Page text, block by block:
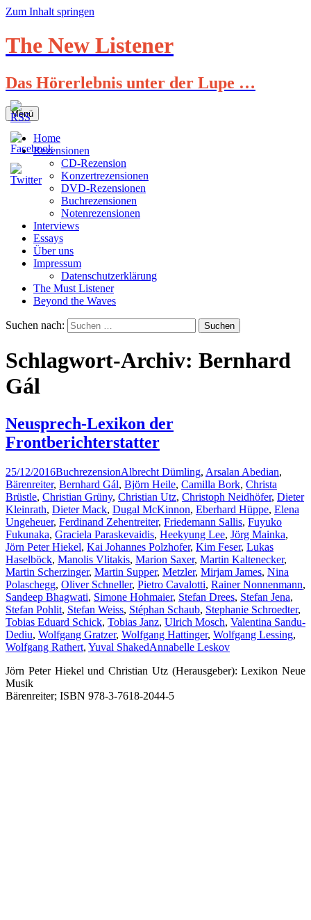
Zum Inhalt springen
The New Listener
Das Hörerlebnis unter der Lupe …
Menü
Home
Rezensionen
CD-Rezension
Konzertrezensionen
DVD-Rezensionen
Buchrezensionen
Notenrezensionen
Interviews
Essays
Über uns
Impressum
Datenschutzerklärung
The Must Listener
Beyond the Waves
Suchen nach:
Schlagwort-Archiv: Bernhard
Gál
Neusprech-Lexikon der
Frontberichterstatter
25/12/2016BuchrezensionAlbrecht Dümling, Arsalan Abedian,
Bärenreiter, Bernhard Gál, Björn Heile, Camilla Bork, Christa
Brüstle, Christian Grüny, Christian Utz, Christoph Neidhöfer, Dieter
Kleinrath, Dieter Mack, Dugal McKinnon, Eberhard Hüppe, Elena
Ungeheuer, Ferdinand Zehentreiter, Friedemann Sallis, Fuyuko
Fukunaka, Graciela Paraskevaidis, Heekyung Lee, Jörg Mainka,
Jörn Peter Hiekel, Kai Johannes Polzhofer, Kim Feser, Lukas
Haselböck, Manolis Vlitakis, Marion Saxer, Martin Kaltenecker,
Martin Scherzinger, Martin Supper, Metzler, Mirjam James, Nina
Polaschegg, Oliver Schneller, Pietro Cavalotti, Rainer Nonnenmann,
Sandeep Bhagwati, Simone Hohmaier, Stefan Drees, Stefan Jena,
Stefan Pohlit, Stefan Weiss, Stéphan Schaub, Stephanie Schroedter,
Tobias Eduard Schick, Tobias Janz, Ulrich Mosch, Valentina Sandu-
Dediu, Wolfgang Gratzer, Wolfgang Hattinger, Wolfgang Lessing,
Wolfgang Rathert, Yuval ShakedAnnabelle Leskov
Jörn Peter Hiekel und Christian Utz (Herausgeber): Lexikon Neue
Musik
Bärenreiter; ISBN 978-3-7618-2044-5